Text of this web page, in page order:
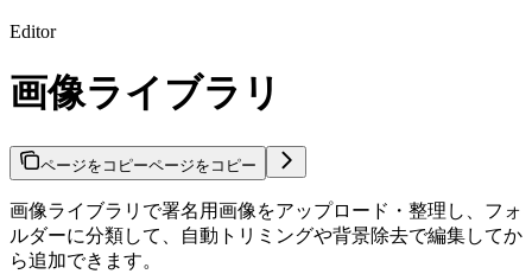
Editor
画像ライブラリ
ページをコピーページをコピー
画像ライブラリで署名用画像をアップロード・整理し、フォ
ルダーに分類して、自動トリミングや背景除去で編集してか
ら追加できます。